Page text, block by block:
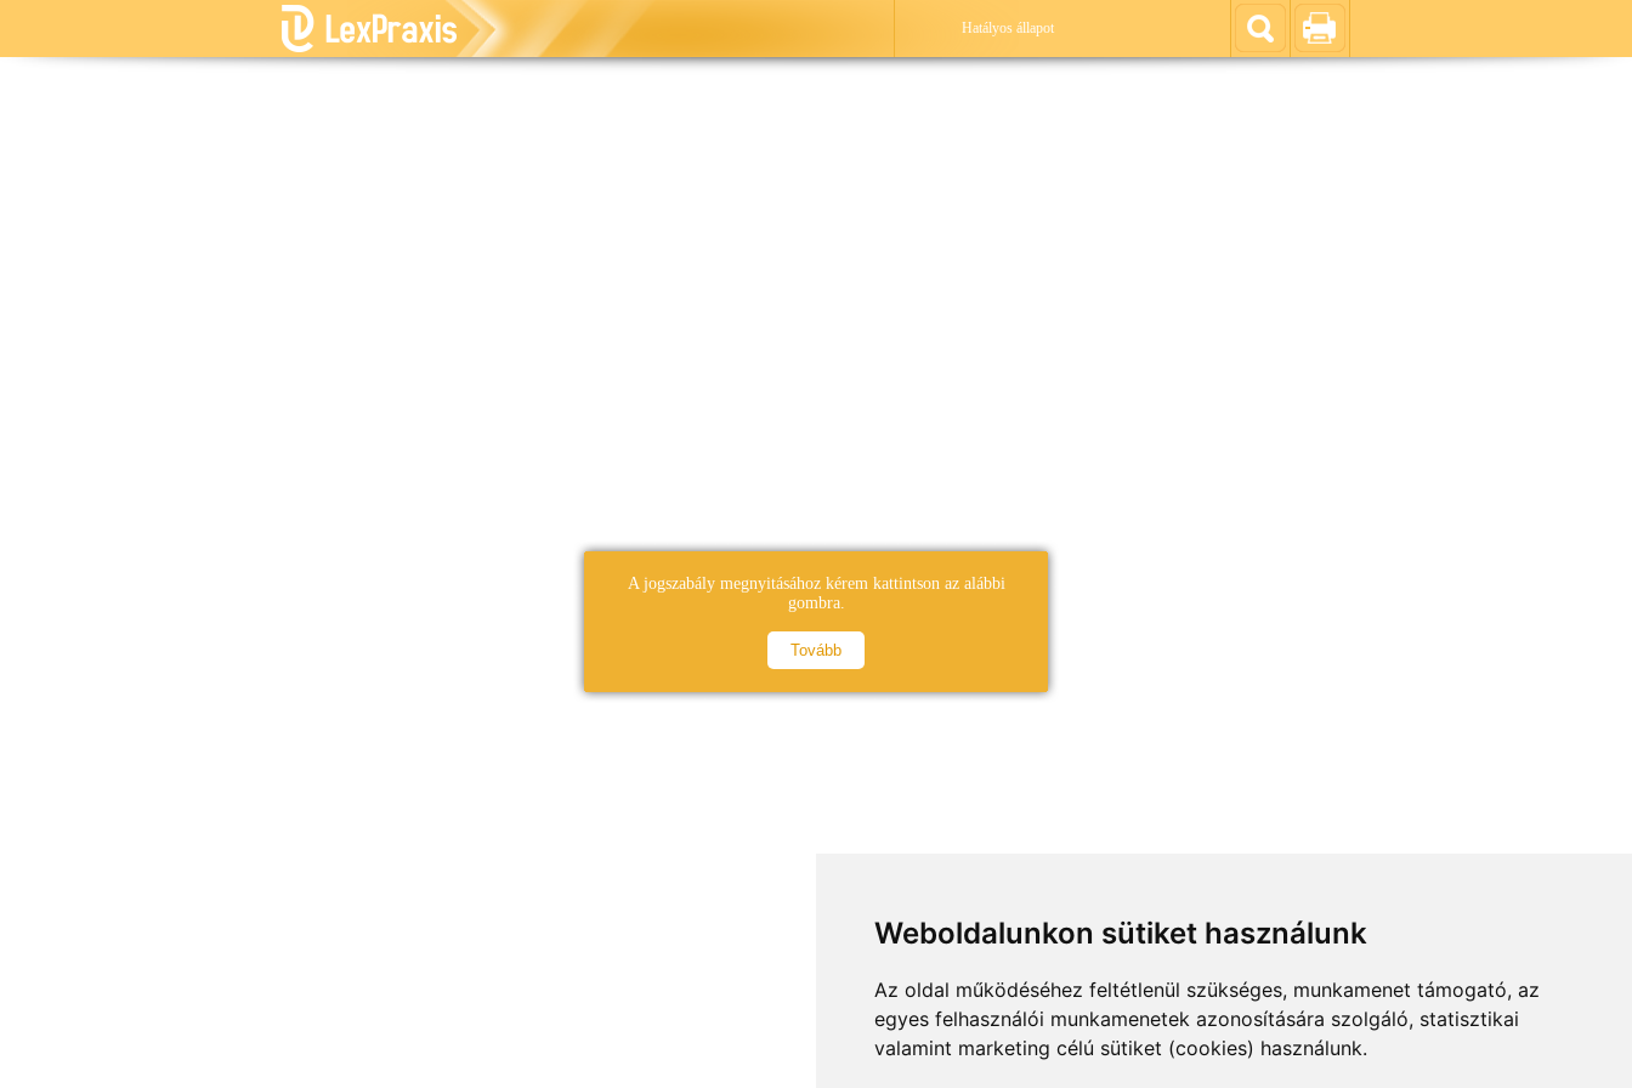
Weboldalunkon sütiket használunk
Az oldal működéséhez feltétlenül szükséges, munkamenet támogató, az
egyes felhasználói munkamenetek azonosítására szolgáló, statisztikai
valamint marketing célú sütiket (cookies) használunk.
Hatályos állapot
A jogszabály megnyitásához kérem kattintson az alábbi
gombra.
Tovább